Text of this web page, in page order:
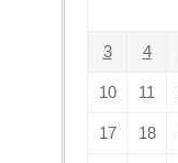
3 4
10 11
17 18